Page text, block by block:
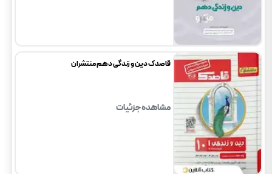
قاصدک دین و زندگی دهم منتشران
مشاهده جزئیات